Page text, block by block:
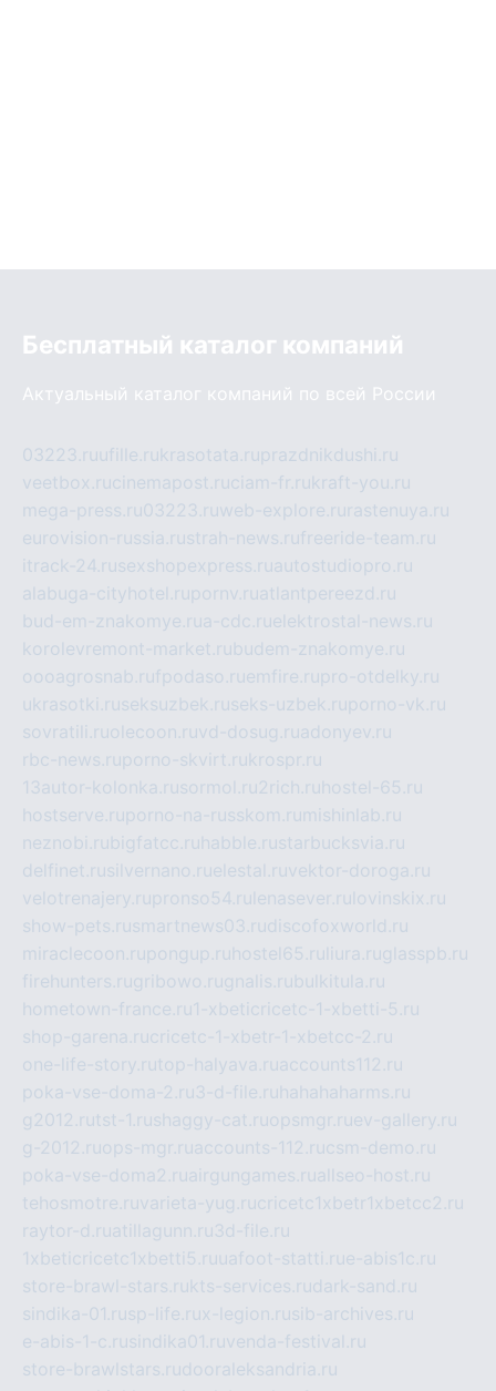
Бесплатный каталог компаний
Актуальный каталог компаний по всей России
03223.ruufille.rukrasotata.ruprazdnikdushi.ru
veetbox.rucinemapost.ruciam-fr.rukraft-you.ru
mega-press.ru03223.ruweb-explore.ru rastenuya.ru
eurovision-russia.rustrah-news.rufreeride-team.ru
itrack-24.rusexshopexpress.ruautostudiopro.ru
alabuga-cityhotel.rupornv.ruatlantpereezd.ru
bud-em-znakomye.rua-cdc.ruelektrostal-news.ru
korolevremont-market.rubudem-znakomye.ru
oooagrosnab.rufpodaso.ruemfire.rupro-otdelky.ru
ukrasotki.ruseksuzbek.ruseks-uzbek.ruporno-vk.ru
sovratili.ruolecoon.ruvd-dosug.ruadonyev.ru
rbc-news.ruporno-skvirt.rukrospr.ru
13autor-kolonka.rusormol.ru2rich.ru hostel-65.ru
hostserve.ruporno-na-russkom.ru mishinlab.ru
neznobi.rubigfatcc.ru habble.rustarbucksvia.ru
delfinet.rusilvernano.ruelestal.ruvektor-doroga.ru
velotrenajery.rupronso54.ru lenasever.ru lovinskix.ru
show-pets.rusmartnews03.rudiscofoxworld.ru
miraclecoon.rupongup.ru hostel65.ru liura.ruglasspb.ru
firehunters.rugribowo.rugnalis.rubulkitula.ru
hometown-france.ru1-xbeticricetc-1-xbetti-5.ru
shop-garena.rucricetc-1-xbetr-1-xbetcc-2.ru
one-life-story.rutop-halyava.ruaccounts112.ru
poka-vse-doma-2.ru3-d-file.ru hahahaharms.ru
g2012.rutst-1.rushaggy-cat.ruopsmgr.ruev-gallery.ru
g-2012.ruops-mgr.ruaccounts-112.rucsm-demo.ru
poka-vse-doma2.ruairgungames.ruallseo-host.ru
tehosmotre.ruvarieta-yug.rucricetc1xbetr1xbetcc2.ru
raytor-d.ruatillagunn.ru3d-file.ru
1xbeticricetc1xbetti5.ruuafoot-statti.rue-abis1c.ru
store-brawl-stars.rukts-services.rudark-sand.ru
sindika-01.rusp-life.rux-legion.rusib-archives.ru
e-abis-1-c.rusindika01.ruvenda-festival.ru
store-brawlstars.rudooraleksandria.ru